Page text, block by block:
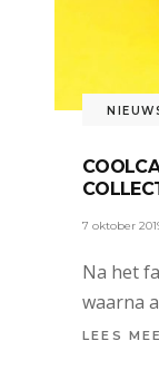
7 oktober
Na het
waarna
LEES